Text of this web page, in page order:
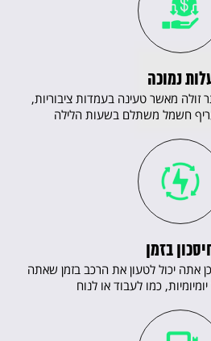
נמוכה
זולה מאשר טעינה בעמדות ציבוריות,
חשמל משתלם בשעות הלילה
בזמן
אתה יכול לטעון את הרכב בזמן שאתה
כמו לעבוד או לנוח